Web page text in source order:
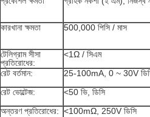
কারখানা ক্ষমতা 500,000 পিসি / মাস
টেলিগ্রাম সীসা
প্রতিরোধের:
<1Ω / সিএম
রেট বর্তমান:
25-100mA, 0 ~ 30V
রেট ভোল্টেজ:
<50 ভি, ডিসি
অন্তরণ প্রতিরোধের: <100mΩ, 250V ডিসি